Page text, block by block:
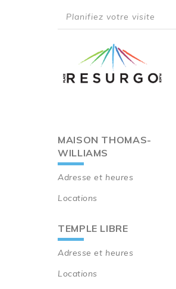
menu
Planifiez votre visite
Main
navigation
MAISON THOMAS-
WILLIAMS
Adresse et heures
Locations
TEMPLE LIBRE
Adresse et heures
Locations